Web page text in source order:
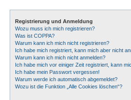
Registrierung und Anmeldung
Wozu muss ich mich registrieren?
Was ist COPPA?
Warum kann ich mich nicht registrieren?
Ich habe mich registriert, kann mich aber nicht
Warum kann ich mich nicht anmelden?
Ich habe mich vor einiger Zeit registriert, kann
Ich habe mein Passwort vergessen!
Warum werde ich automatisch abgemeldet?
Wozu ist die Funktion „Alle Cookies löschen“?